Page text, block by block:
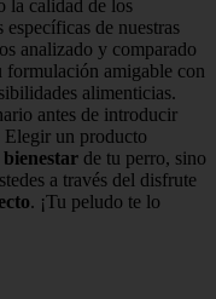
la calidad de los
de nuestras
analizado y comparado
formulación amigable con
alimenticias.
antes de introducir
Elegir un producto
bienestar de tu perro, sino
a través del disfrute
. ¡Tu peludo te lo